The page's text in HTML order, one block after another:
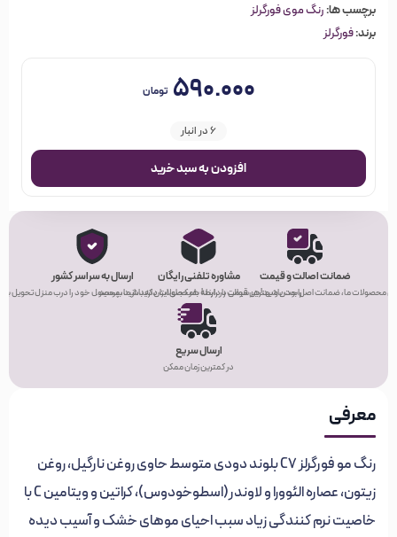
برچسب ها:رنگ موی فورگرلز
برند:فورگرلز
۵۹۰.۰۰۰ تومان
6 در انبار
افزودن به سبد خرید
ضمانت اصالت و قیمت
محصولات ما، ضمانت اصل بودن و بهترین قیمت را دارند!
مشاوره تلفنی رایگان
راحت باشید! هر سوالی در رابطه با محصولات دارید، از ما بپرسید.
ارسال به سراسر کشور
هر کجای ایران که باشید، محصول خود را درب منزل تحویل
ارسال سریع
در کمترین زمان ممکن
معرفی
رنگ مو فورگرلز C7 بلوند دودی متوسط حاوی روغن نارگیل، روغن
زیتون، عصاره الئوورا و لاوندر(اسطوخودوس)، کراتین و ویتامین C با
خاصیت نرم کنندگی زیاد سبب احیای موهای خشک و آسیب دیده